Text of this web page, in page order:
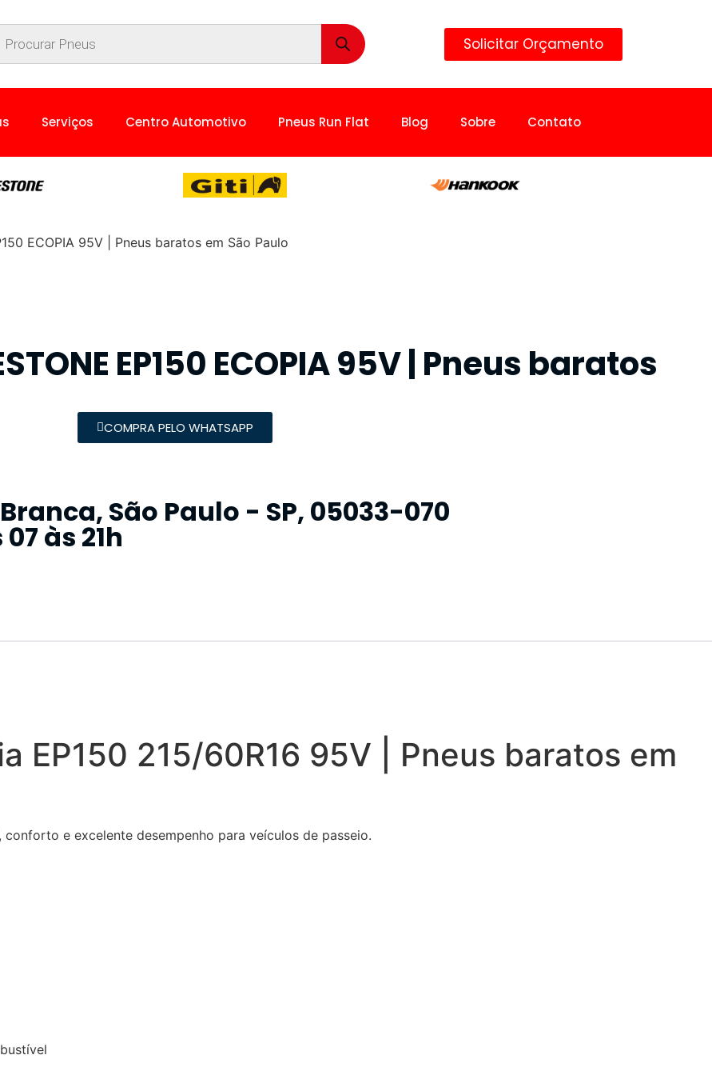
Solicitar Orçamento
Serviços Centro Automotivo Pneus Run Flat Blog Sobre Contato
ECOPIA 95V | Pneus baratos em São Paulo
EP150 ECOPIA 95V | Pneus baratos
COMPRA PELO WHATSAPP
São Paulo - SP, 05033-070
às 21h
EP150 215/60R16 95V | Pneus baratos em
e excelente desempenho para veículos de passeio.